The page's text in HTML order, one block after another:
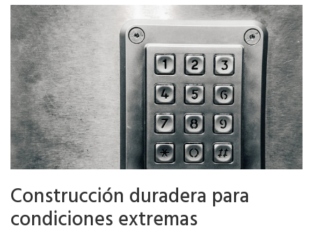
Construcción duradera para
condiciones extremas